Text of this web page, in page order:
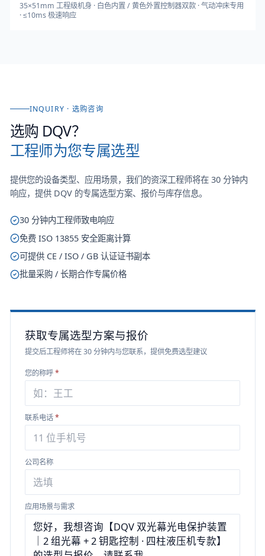
35×51mm 工程级机身 · 白色内置 / 黄色外置控制器双款 · 气动冲床专用
· ≤10ms 极速响应
INQUIRY · 选购咨询
选购 DQV？
工程师为您专属选型
提供您的设备类型、应用场景，我们的资深工程师将在 30 分钟内
响应，提供 DQV的专属选型方案、报价与库存信息。
30 分钟内工程师致电响应
免费 ISO 13855 安全距离计算
可提供 CE / ISO / GB 认证证书副本
批量采购 / 长期合作专属价格
获取专属选型方案与报价
提交后工程师将在 30 分钟内与您联系，提供免费选型建议
您的称呼*
联系电话*
公司名称
应用场景与需求